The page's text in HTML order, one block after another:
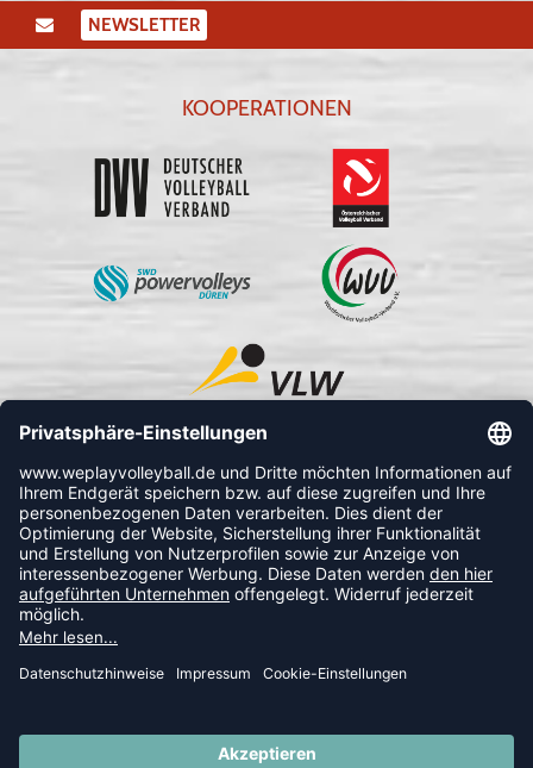
NEWSLETTER
KOOPERATIONEN
FOLLOW US